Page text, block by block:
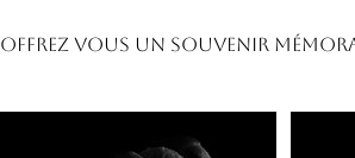
Offrez vous un souvenir